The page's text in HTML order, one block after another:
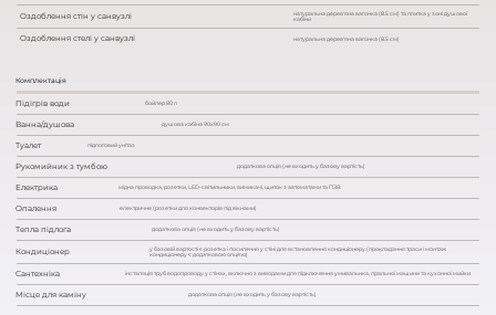
Оздоблення стін у санвузлі
натуральна дерев'яна вагонка (8.5 см) та плитка у зоні душової
кабіни
Оздоблення стелі у санвузлі натуральна дерев'яна вагонка (8.5 см)
Комплектація
Підігрів води бойлер 80 л
Ванна/душова душова кабіна 90х90 см
Туалет підлоговий унітаз
Рукомийник з тумбою додаткова опція (не входить у базову вартість)
Електрика мідна проводка, розетки, LED-світильники, вимикачі, щиток з автоматами та ПЗВ
Опалення електричне (розетки для конвекторів під вікнами)
Тепла підлога додаткова опція (не входить у базову вартість)
Кондиціонер
у базовій вартості є розетка і посилення у стіні для встановлення кондиціонеру (прокладання траси і монтаж
кондиціонеру є додатковою опцією)
Сантехніка інсталяція труб водопроводу у стінах, включно з виводами для підключення умивальнка, пральної машини та кухонної мийки
Місце для каміну додаткова опція (не входить у базову вартість)